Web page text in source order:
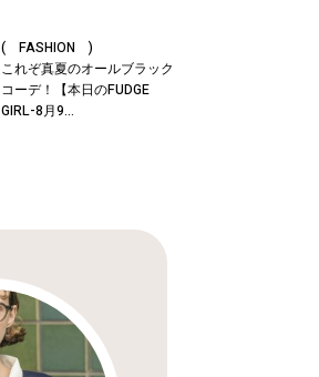
( FASHION )
これぞ真夏のオールブラック
コーデ！【本日のFUDGE
GIRL-8月9...